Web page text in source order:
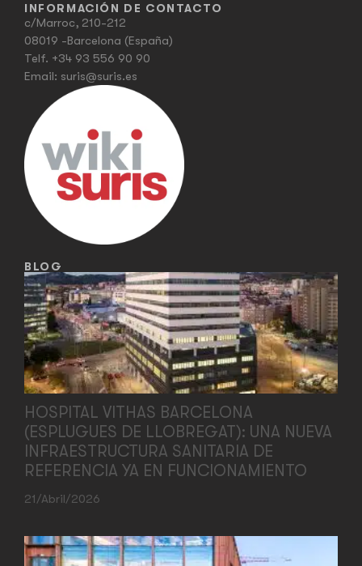
INFORMACIÓN DE CONTACTO
c/Marroc, 210-212
08019 -Barcelona (España)
Telf. +34 93 556 90 90
Email: suris@suris.es
BLOG
HOSPITAL VITHAS BARCELONA
(ESPLUGUES DE LLOBREGAT): UNA NUEVA
INFRAESTRUCTURA SANITARIA DE
REFERENCIA YA EN FUNCIONAMIENTO
21/abril/2026